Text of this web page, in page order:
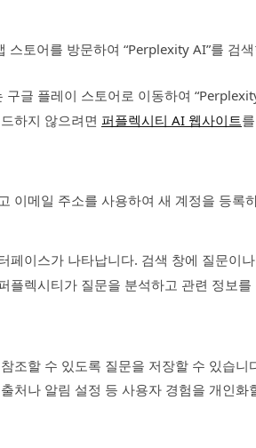
스토어를 방문하여 “Perplexity AI”를 검
구글 플레이 스토어로 이동하여
하지 않으려면 퍼플렉시티 AI 웹사이트
이메일 주소를 사용하여 새 계정을 등록
페이스가 나타납니다. 검색 창에 질문이
플렉시티가 질문을 분석하고 관련 정보
조할 수 있도록 질문을 저장할 수 있습니
처나 알림 설정 등 사용자 경험을 개인화